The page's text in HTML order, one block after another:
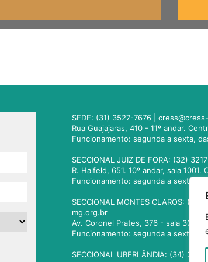
SEDE: (31) 3527-7676 |
Rua Guajajaras, 410 - 11º andar.
Funcionamento: segunda a sexta,
SECCIONAL JUIZ DE FORA: (32)
R. Halfeld, 651. 10º andar, sala
Funcionamento: segunda a sexta,
SECCIONAL MONTES CLAROS:
mg.org.br
Av. Coronel Prates, 376 - sala 301.
Funcionamento: segunda a sexta,
SECCIONAL UBERLÂNDIA: (34)